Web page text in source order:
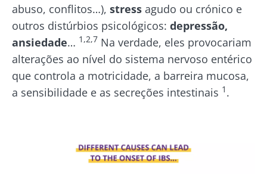
abuso, conflitos…), stress agudo ou crónico e
outros distúrbios psicológicos: depressão,
ansiedade… 1,2,7 Na verdade, eles provocariam
alterações ao nível do sistema nervoso entérico
que controla a motricidade, a barreira mucosa,
a sensibilidade e as secreções intestinais 1 .